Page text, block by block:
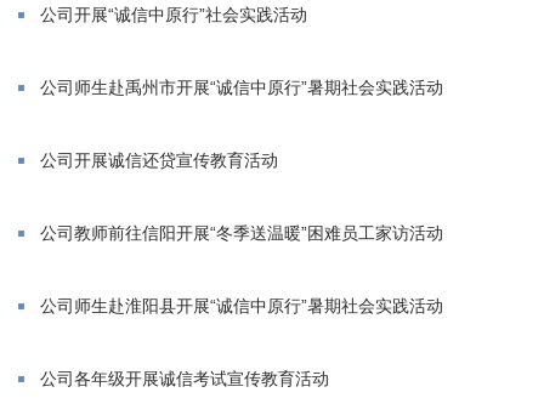
公司开展“诚信中原行”社会实践活动
公司师生赴禹州市开展“诚信中原行”暑期社会实践活动
公司开展诚信还贷宣传教育活动
公司教师前往信阳开展“冬季送温暖”困难员工家访活动
公司师生赴淮阳县开展“诚信中原行”暑期社会实践活动
公司各年级开展诚信考试宣传教育活动